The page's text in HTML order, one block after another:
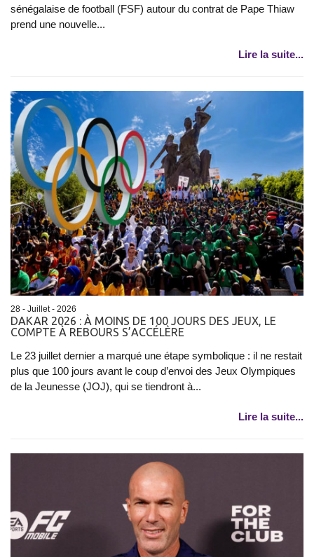
sénégalaise de football (FSF) autour du contrat de Pape Thiaw
prend une nouvelle...
Lire la suite...
28 - Juillet - 2026
DAKAR 2026 : À MOINS DE 100 JOURS DES JEUX, LE
COMPTE À REBOURS S’ACCÉLÈRE
Le 23 juillet dernier a marqué une étape symbolique : il ne restait
plus que 100 jours avant le coup d’envoi des Jeux Olympiques
de la Jeunesse (JOJ), qui se tiendront à...
Lire la suite...